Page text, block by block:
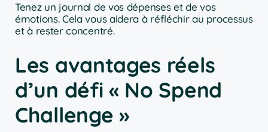
Tenez un journal de vos dépenses et de vos
émotions. Cela vous aidera à réfléchir au processus
et à rester concentré.
Les avantages réels
d’un défi « No Spend
Challenge »